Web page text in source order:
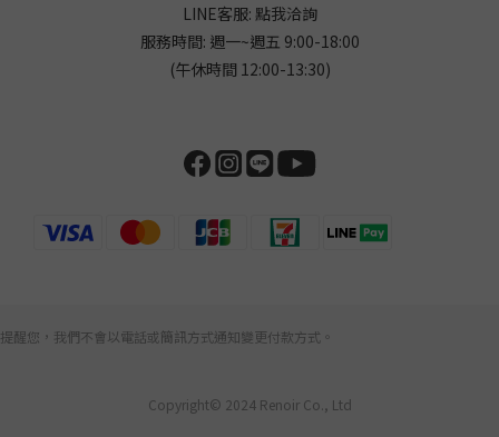
LINE客服: 點我洽詢
服務時間: 週一~週五 9:00-18:00
(午休時間 12:00-13:30)
提醒您，我們不會以電話或簡訊方式通知變更付款方式。
Copyright© 2024 Renoir Co., Ltd